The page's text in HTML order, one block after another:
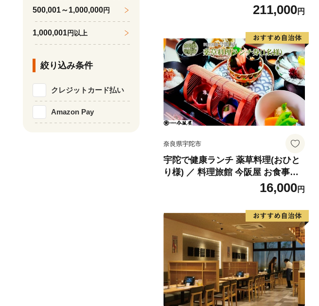
日 父の日 母の日 敬老の日 勤労感謝
の日 ギフト プレゼント 奈良県 宇陀
211,000円
奈良県宇陀市
宇陀で健康ランチ 薬草料理(おひと
り様) ／ 料理旅館 今阪屋 お食事券
ギフト ホテル 旅館 薬草のまち宇陀
予約 URL予約 大宇陀 奈良県 宇陀市
16,000円
500,001～1,000,000円
1,000,001円以上
絞り込み条件
クレジットカード払い
Amazon Pay